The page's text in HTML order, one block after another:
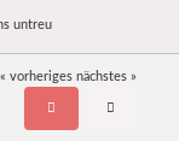
untreu
« vorheriges nächstes »